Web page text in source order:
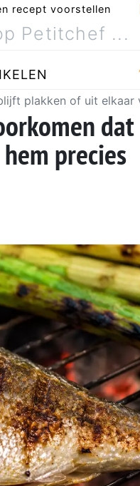
recept voorstellen
plakken of uit elkaar
dat
precies